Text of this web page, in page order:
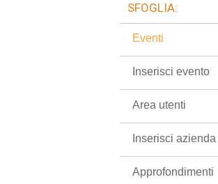
SFOGLIA:
Eventi
Inserisci evento
Area utenti
Inserisci azienda
Approfondimenti